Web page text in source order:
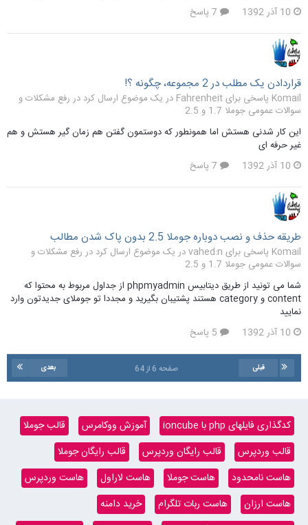
10 آذر 1392
قراردادن یک مطلب در 2 مجموعه، چگونه ؟!
Komail پاسخی برای Fahrenheit در یک موضوع ارسال کرد در
رفع مشکلات و
سوالات عمومی جوملا 1.7 و 2.5
این کار شدنی هستش اما همونطور که دوستمون گفتن هم زمان گیر هستش و هم
غیر حرفه ای
10 آذر 1392
طریقه حذف و نصب دوباره جوملا 2.5 بدون پاک شدن مطالب
Komail پاسخی برای vahed:n در یک موضوع ارسال کرد در
رفع مشکلات و
سوالات عمومی جوملا 1.7 و 2.5
شما می تونید از طریق دیتابیس phpmyadmin از جداول مربوط به محتوا که
content و category هستند پشتیبان بگیرید و مجددا تو جوملای جدیدتون وارد
نمایید
10 آذر 1392
قبلی بعدی صفحه 6 از 64
کدگذاری فایلهای php با ioncube آموزش ووکامرس
قالب جوملا
قالب وردپرس
قالب رایگان وردپرس
قالب رایگان جوملا
هاست نامحدود
هاست جوملا هاست لاراول
هاست وردپرس
هاست ارزان
هاست ربات تلگرام
خرید دامنه